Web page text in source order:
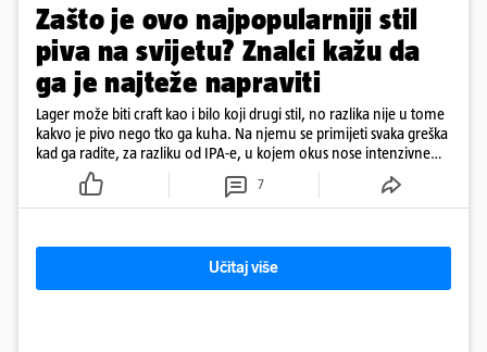
Zašto je ovo najpopularniji stil
piva na svijetu? Znalci kažu da
ga je najteže napraviti
Lager može biti craft kao i bilo koji drugi stil, no razlika nije u tome
kakvo je pivo nego tko ga kuha. Na njemu se primijeti svaka greška
kad ga radite, za razliku od IPA-e, u kojem okus nose intenzivne
7
Učitaj više